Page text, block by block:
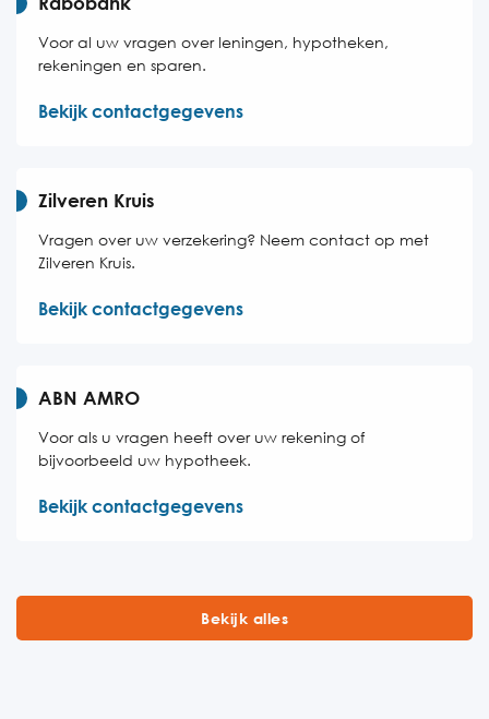
Voor al uw vragen over leningen, hypotheken,
rekeningen en sparen.
Bekijk contactgegevens
Zilveren Kruis
Vragen over uw verzekering? Neem contact op met
Zilveren Kruis.
Bekijk contactgegevens
ABN AMRO
Voor als u vragen heeft over uw rekening of
bijvoorbeeld uw hypotheek.
Bekijk contactgegevens
Bekijk alles